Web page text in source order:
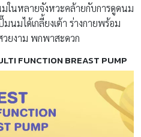
ในหลายจังหวะคล้ายกับการดูดนม
นมได้เกลี้ยงเต้า ร่างกายพร้อม
ยงาม พกพาสะดวก
FUNCTION BREAST PUMP